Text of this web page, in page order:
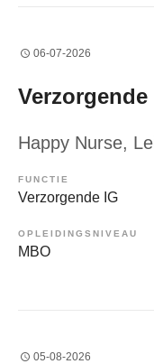
06-07-2026
Verzorgende
Happy Nurse,
FUNCTIE
Verzorgende IG
OPLEIDINGSNIVEAU
MBO
05-08-2026